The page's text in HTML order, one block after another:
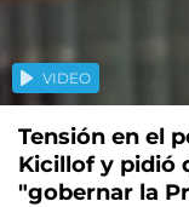
VIDEO
Tensión en el
Kicillof y pidió
"gobernar la